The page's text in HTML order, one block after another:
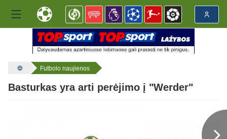
Futbolo naujienos
Basturkas yra arti perėjimo į "Werder"